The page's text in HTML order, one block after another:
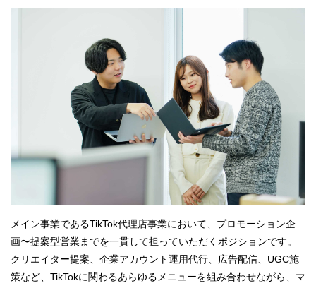
メイン事業であるTikTok代理店事業において、プロモーション企
画〜提案型営業までを一貫して担っていただくポジションです。
クリエイター提案、企業アカウント運用代行、広告配信、UGC施
策など、TikTokに関わるあらゆるメニューを組み合わせながら、マ